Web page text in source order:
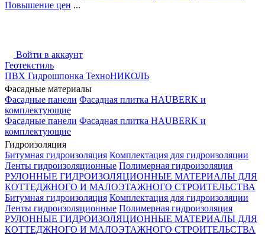
Повышение цен ...
Войти в аккаунт
Геотекстиль
ПВХ Гидрошпонка ТехноНИКОЛЬ
Фасадные материалы
Фасадные панели Фасадная плитка HAUBERK и
комплектующие
Фасадные панели Фасадная плитка HAUBERK и
комплектующие
Гидроизоляция
Битумная гидроизоляция Комплектация для гидроизоляции
Ленты гидроизоляционные Полимерная гидроизоляция
РУЛОННЫЕ ГИДРОИЗОЛЯЦИОННЫЕ МАТЕРИАЛЫ ДЛЯ
КОТТЕДЖНОГО И МАЛОЭТАЖНОГО СТРОИТЕЛЬСТВА
Битумная гидроизоляция Комплектация для гидроизоляции
Ленты гидроизоляционные Полимерная гидроизоляция
РУЛОННЫЕ ГИДРОИЗОЛЯЦИОННЫЕ МАТЕРИАЛЫ ДЛЯ
КОТТЕДЖНОГО И МАЛОЭТАЖНОГО СТРОИТЕЛЬСТВА